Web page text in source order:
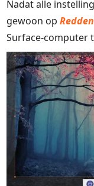
Nadat alle
gewoon opRedden
Surface-computer